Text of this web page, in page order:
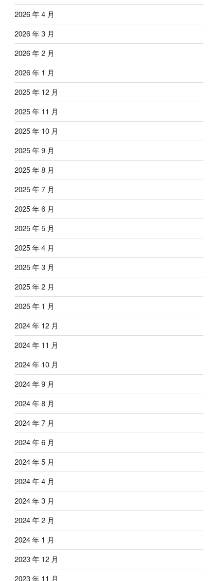
2026 年 4 月
2026 年 3 月
2026 年 2 月
2026 年 1 月
2025 年 12 月
2025 年 11 月
2025 年 10 月
2025 年 9 月
2025 年 8 月
2025 年 7 月
2025 年 6 月
2025 年 5 月
2025 年 4 月
2025 年 3 月
2025 年 2 月
2025 年 1 月
2024 年 12 月
2024 年 11 月
2024 年 10 月
2024 年 9 月
2024 年 8 月
2024 年 7 月
2024 年 6 月
2024 年 5 月
2024 年 4 月
2024 年 3 月
2024 年 2 月
2024 年 1 月
2023 年 12 月
2023 年 11 月